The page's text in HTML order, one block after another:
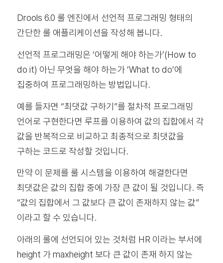
Drools 6.0 룰 엔진에서 선언적 프로그래밍 형태의
간단한 룰 애플리케이션을 작성해 봅니다.
선언적 프로그래밍은 ‘어떻게 해야 하는가’(How to
do it) 아닌 무엇을 해야 하는가 ’What to do’에
집중하여 프로그래밍하는 방법입니다.
예를 들자면 “최댓값 구하기”를 절차적 프로그래밍
언어로 구현한다면 루프를 이용하여 값의 집합에서 각
값을 반복적으로 비교하고 최종적으로 최댓값을
구하는 코드로 작성할 것입니다.
만약 이 문제를 룰 시스템을 이용하여 해결한다면
최댓값은 값의 집합 중에 가장 큰 값이 될 것입니다. 즉
“값의 집합에서 그 값보다 큰 값이 존재하지 않는 값”
이라고 할 수 있습니다.
아래의 룰에 선언되어 있는 것처럼 HR 이라는 부서에
height 가 maxheight 보다 큰 값이 존재 하지 않는